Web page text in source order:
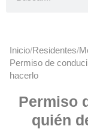
Inicio Residentes
Permiso de
hacerlo
Permiso
quién